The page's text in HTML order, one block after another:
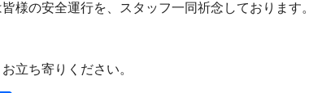
様の安全運行を、スタッフ一同祈念しております。
立ち寄りください。